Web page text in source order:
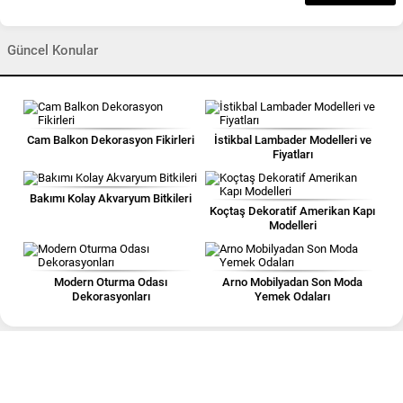
Güncel Konular
Cam Balkon Dekorasyon Fikirleri
İstikbal Lambader Modelleri ve
Fiyatları
Bakımı Kolay Akvaryum Bitkileri
Koçtaş Dekoratif Amerikan Kapı
Modelleri
Modern Oturma Odası
Dekorasyonları
Arno Mobilyadan Son Moda
Yemek Odaları